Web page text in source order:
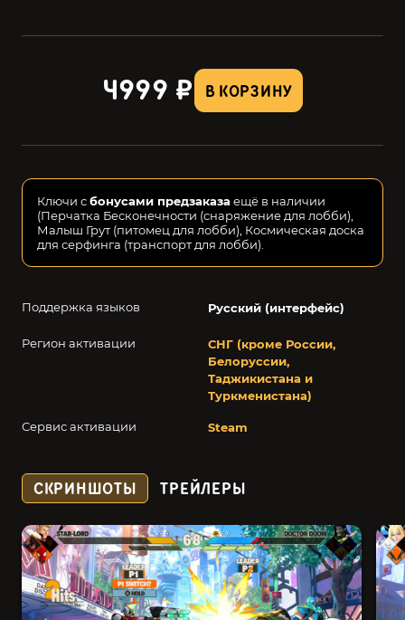
В КОРЗИНУ
4999 ₽
Поддержка языков Русский (интерфейс)
Регион активации
СНГ (кроме России,
Белоруссии,
Таджикистана и
Туркменистана)
Сервис активации Steam
Ключи сбонусами предзаказа ещё в наличии
(Перчатка Бесконечности (снаряжение для лобби),
Малыш Грут (питомец для лобби), Космическая доска
для серфинга (транспорт для лобби).
СКРИНШОТЫ ТРЕЙЛЕРЫ